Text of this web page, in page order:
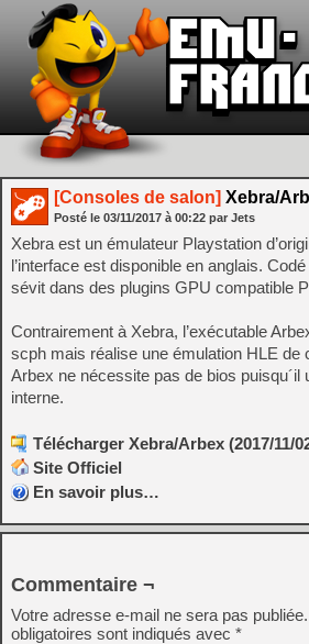
[Consoles de salon] Xebra/
Posté le 03/11/2017 à 00:22 par Jets
Xebra est un émulateur Playstation
l’interface est disponible en anglais.
sévit dans des plugins GPU compatible
Contrairement à Xebra, l’exécutable
scph mais réalise une émulation HLE de
Arbex ne nécessite pas de bios puisqu´il
interne.
Télécharger Xebra/Arbex (2017/11/
Site Officiel
En savoir plus…
Commentaire ¬
Votre adresse e-mail ne sera pas publiée.
obligatoires sont indiqués avec *